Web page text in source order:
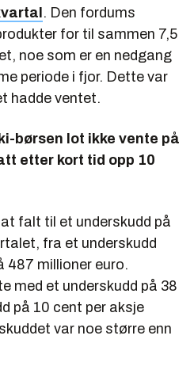
. Den fordums
for til sammen 7,5
noe som er en nedgang
periode i fjor. Dette var
hadde ventet.
børsen lot ikke vente på
etter kort tid opp 10
falt til et underskudd på
fra et underskudd
487 millioner euro.
med et underskudd på 38
på 10 cent per aksje
var noe større enn